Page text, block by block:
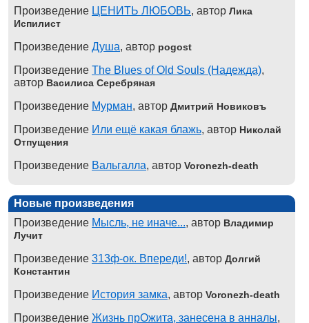
Произведение ЦЕНИТЬ ЛЮБОВЬ, автор Лика
Испилист
Произведение Душа, автор pogost
Произведение The Blues of Old Souls (Надежда),
автор Василиса Серебряная
Произведение Мурман, автор Дмитрий Новиковъ
Произведение Или ещё какая блажь, автор Николай
Отпущения
Произведение Вальгалла, автор Voronezh-death
Новые произведения
Произведение Мысль, не иначе..., автор Владимир
Лучит
Произведение 313ф-ок. Впереди!, автор Долгий
Константин
Произведение История замка, автор Voronezh-death
Произведение Жизнь прОжита, занесена в анналы,